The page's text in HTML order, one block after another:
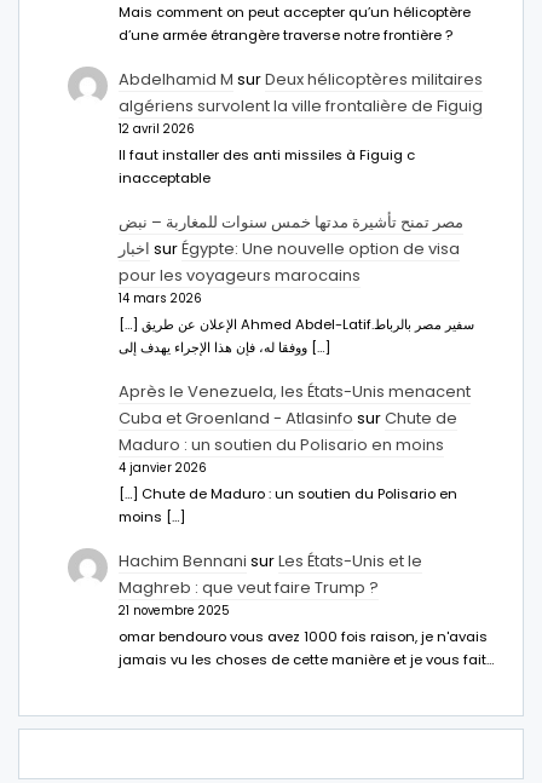
Mais comment on peut accepter qu’un hélicoptère
d’une armée étrangère traverse notre frontière ?
Abdelhamid M surDeux hélicoptères militaires
algériens survolent la ville frontalière de Figuig
12 avril 2026
Il faut installer des anti missiles à Figuig c
inacceptable
مصر تمنح تأشيرة مدتها خمس سنوات للمغاربة – نبض
اخبار surÉgypte: Une nouvelle option de visa
pour les voyageurs marocains
14 mars 2026
[…] الإعلان عن طريق Ahmed Abdel-Latifسفير مصر بالرباط.
ووفقا له، فإن هذا الإجراء يهدف إلى […]
Après le Venezuela, les États-Unis menacent
Cuba et Groenland - Atlasinfo surChute de
Maduro : un soutien du Polisario en moins
4 janvier 2026
[…] Chute de Maduro : un soutien du Polisario en
moins […]
Hachim Bennani surLes États-Unis et le
Maghreb : que veut faire Trump ?
21 novembre 2025
omar bendouro vous avez 1000 fois raison, je n'avais
jamais vu les choses de cette manière et je vous fait…